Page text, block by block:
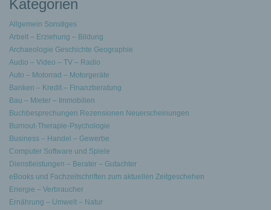
Kategorien
Allgemein Sonstiges
Arbeit – Erziehung – Bildung
Archaeologie Geschichte Geographie
Audio – Video – TV – Radio
Auto – Motorrad – Motorgeräte
Banken – Kredit – Finanzberatung
Bau – Mieter – Immobilien
Buchbesprechungen Rezensionen Neuerscheinungen
Burnout-Therapie-Psychologie
Business – Handel – Gewerbe
Computer Software und Spiele
Dienstleistungen – Berater – Gutachter
eBooks und Fachzeitschriften zum aktuellen Zeitgeschehen
Energie – Verbraucher
Ernährung – Umwelt – Natur